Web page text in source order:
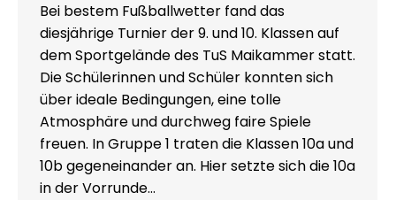
Bei bestem Fußballwetter fand das
diesjährige Turnier der 9. und 10. Klassen auf
dem Sportgelände des TuS Maikammer statt.
Die Schülerinnen und Schüler konnten sich
über ideale Bedingungen, eine tolle
Atmosphäre und durchweg faire Spiele
freuen. In Gruppe 1 traten die Klassen 10a und
10b gegeneinander an. Hier setzte sich die 10a
in der Vorrunde…